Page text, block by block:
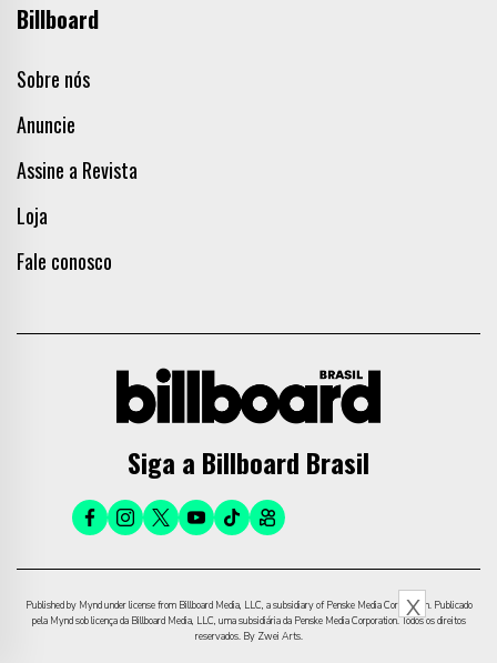
Billboard
Sobre nós
Anuncie
Assine a Revista
Loja
Fale conosco
Siga a Billboard Brasil
Published by Mynd under license from Billboard Media, LLC, a subsidiary of Penske Media Corporation. Publicado
pela Mynd sob licença da Billboard Media, LLC, uma subsidiária da Penske Media Corporation. Todos os direitos
reservados. By Zwei Arts.
X